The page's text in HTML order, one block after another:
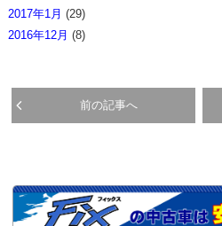
2017年1月 (29)
2016年12月 (8)
前の記事へ